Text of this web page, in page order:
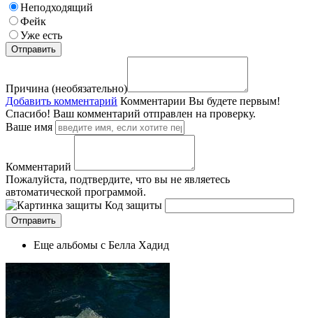
Неподходящий
Фейк
Уже есть
Причина (необязательно)
Добавить комментарий Комментарии Вы будете первым!
Спасибо! Ваш комментарий отправлен на проверку.
Ваше имя
Комментарий
Пожалуйста, подтвердите, что вы не являетесь
автоматической программой.
Код защиты
Еще альбомы с Белла Хадид